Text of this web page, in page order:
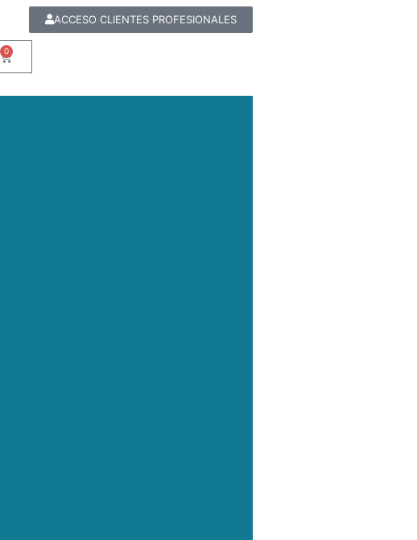
ACCESO CLIENTES PROFESIONALES
0